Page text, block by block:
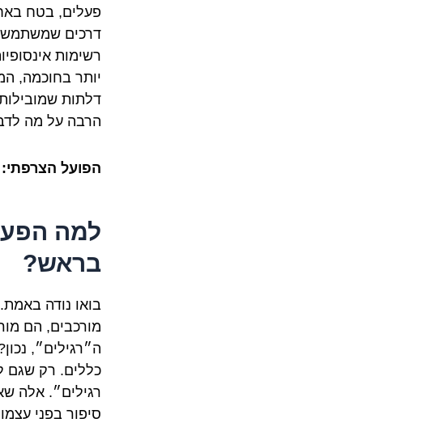
פעלים, בטח
דרכים
רשימות
יותר בחוכמה,
דלתות
הרבה על מה
הפועל
למה
בראש?
בואו נודה
מורכבים, הם
כללים. רק שגם
רגילים״. אלה
סיפור בפני